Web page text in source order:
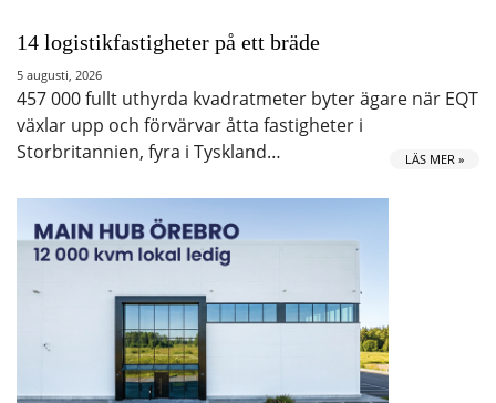
14 logistikfastigheter på ett bräde
5 augusti, 2026
457 000 fullt uthyrda kvadratmeter byter ägare när EQT
växlar upp och förvärvar åtta fastigheter i
Storbritannien, fyra i Tyskland…
LÄS MER »